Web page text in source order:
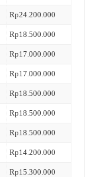
Rp24.200.000
Rp18.500.000
Rp17.000.000
Rp17.000.000
Rp18.500.000
Rp18.500.000
Rp18.500.000
Rp14.200.000
Rp15.300.000